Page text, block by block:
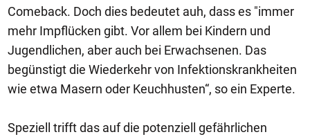
Comeback. Doch dies bedeutet auh, dass es "immer
mehr Impflücken gibt. Vor allem bei Kindern und
Jugendlichen, aber auch bei Erwachsenen. Das
begünstigt die Wiederkehr von Infektionskrankheiten
wie etwa Masern oder Keuchhusten“, so ein Experte.
Speziell trifft das auf die potenziell gefährlichen